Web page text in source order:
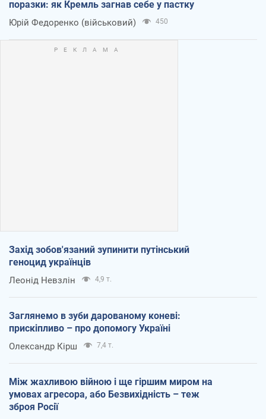
поразки: як Кремль загнав себе у пастку
Юрій Федоренко (військовий) 450
Захід зобов'язаний зупинити путінський
геноцид українців
Леонід Невзлін 4,9 т.
Заглянемо в зуби дарованому коневі:
прискіпливо – про допомогу Україні
Олександр Кірш 7,4 т.
Між жахливою війною і ще гіршим миром на
умовах агресора, або Безвихідність – теж
зброя Росії